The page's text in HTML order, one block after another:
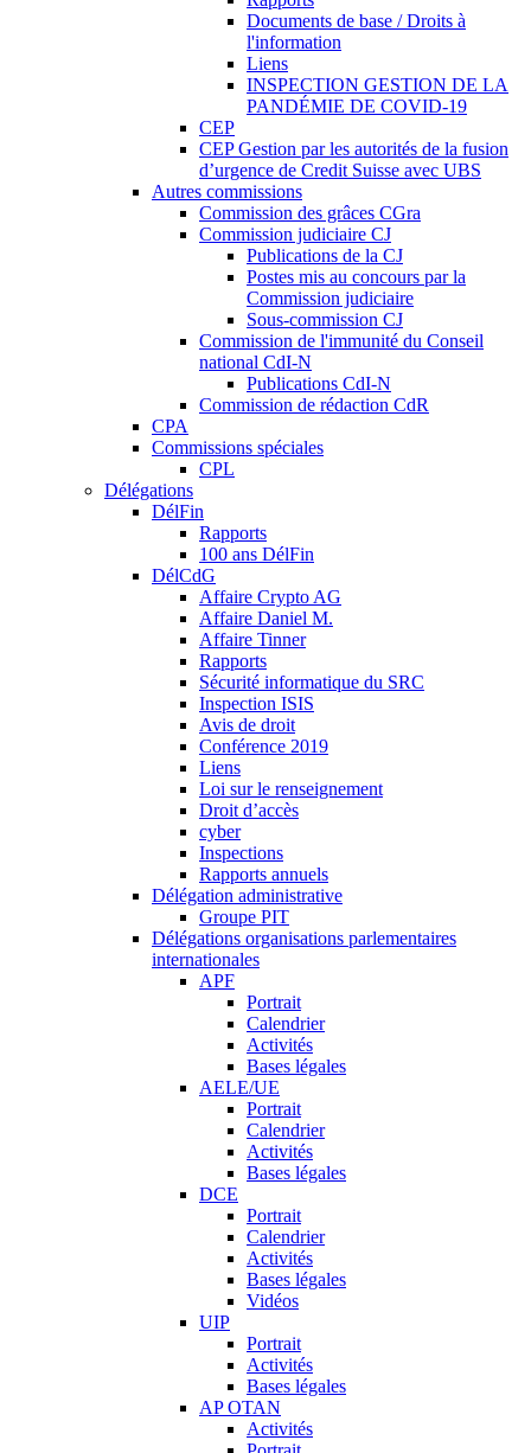
Documents de base / Droits à
l'information
Liens
INSPECTION GESTION DE LA
PANDÉMIE DE COVID-19
CEP
CEP Gestion par les autorités de la fusion
d’urgence de Credit Suisse avec UBS
Autres commissions
Commission des grâces CGra
Commission judiciaire CJ
Publications de la CJ
Postes mis au concours par la
Commission judiciaire
Sous-commission CJ
Commission de l'immunité du Conseil
national CdI-N
Publications CdI-N
Commission de rédaction CdR
CPA
Commissions spéciales
CPL
Délégations
DélFin
Rapports
100 ans DélFin
DélCdG
Affaire Crypto AG
Affaire Daniel M.
Affaire Tinner
Rapports
Sécurité informatique du SRC
Inspection ISIS
Avis de droit
Conférence 2019
Liens
Loi sur le renseignement
Droit d’accès
cyber
Inspections
Rapports annuels
Délégation administrative
Groupe PIT
Délégations organisations parlementaires
internationales
APF
Portrait
Calendrier
Activités
Bases légales
AELE/UE
Portrait
Calendrier
Activités
Bases légales
DCE
Portrait
Calendrier
Activités
Bases légales
Vidéos
UIP
Portrait
Activités
Bases légales
AP OTAN
Activités